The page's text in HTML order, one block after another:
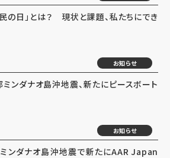
民の日」とは？ 現状と課題、私たちにでき
お知らせ
ミンダナオ島沖地震、新たにピースボート
お知らせ
ミンダナオ島沖地震で新たにAAR Japan